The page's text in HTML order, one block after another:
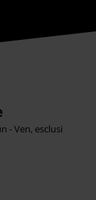
- Ven, esclusi